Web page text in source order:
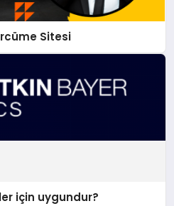
Sitesi
için uygundur?